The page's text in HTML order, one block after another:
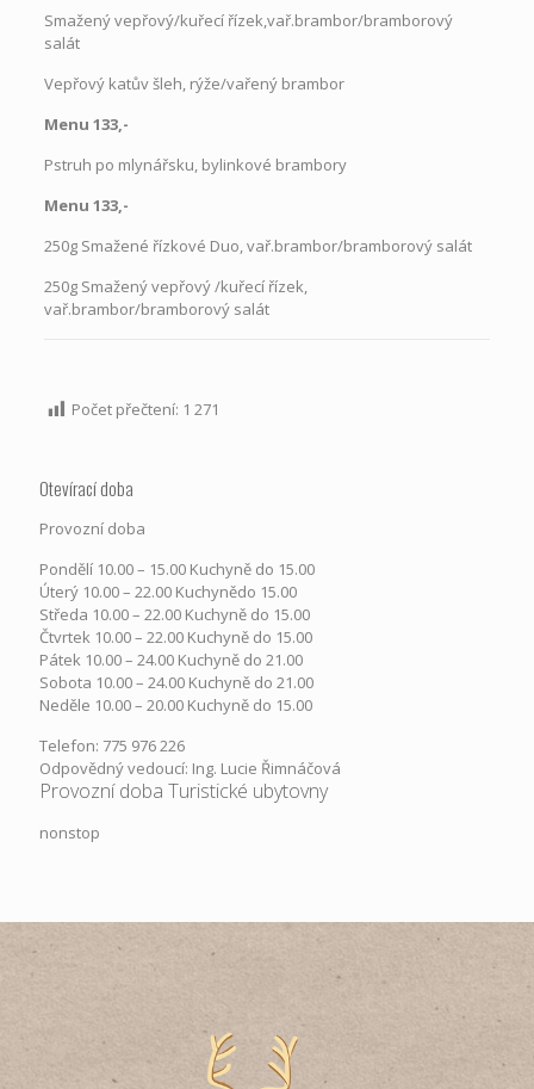
Smažený vepřový/kuřecí řízek,vař.brambor/bramborový
salát
Vepřový katův šleh, rýže/vařený brambor
Menu 133,-
Pstruh po mlynářsku, bylinkové brambory
Menu 133,-
250g Smažené řízkové Duo, vař.brambor/bramborový salát
250g Smažený vepřový /kuřecí řízek,
vař.brambor/bramborový salát
Počet přečtení: 1 271
Otevírací doba
Provozní doba
Pondělí​ 10.00 – 15.00​​ Kuchyně do 15.00
Úterý ​10.00 – 22.00​​ Kuchynědo 15.00
Středa ​10.00 – 22.00 ​​Kuchyně do 15.00
Čtvrtek​ 10.00 – 22.00 ​​Kuchyně do 15.00
Pátek​ 10.00 – 24.00​​ Kuchyně do 21.00
Sobota ​10.00 – 24.00​​ Kuchyně do 21.00
Neděle ​10.00 – 20.00​​ Kuchyně do 15.00
Telefon: 775 976 226
Odpovědný vedoucí: Ing. Lucie Řimnáčová
Provozní doba Turistické ubytovny
nonstop